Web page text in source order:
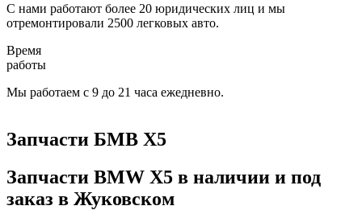
С нами работают более 20 юридических лиц и мы
отремонтировали 2500 легковых авто.
Время
работы
Мы работаем с 9 до 21 часа ежедневно.
Запчасти БМВ X5
Запчасти BMW X5 в наличии и под
заказ в Жуковском